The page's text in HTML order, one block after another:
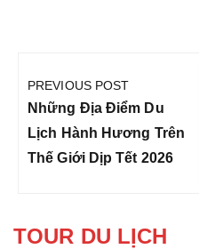
hướng
bài
viết
PREVIOUS POST
Previous
Post:
Những Địa Điểm Du
Lịch Hành Hương Trên
Thế Giới Dịp Tết 2026
TOUR DU LỊCH